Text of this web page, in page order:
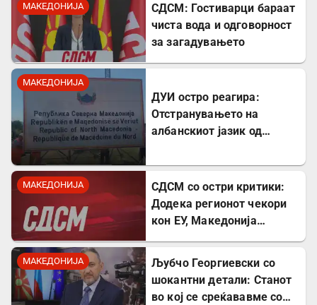
МАКЕДОНИЈА
СДСМ: Гостиварци бараат
чиста вода и одговорност
за загадувањето
МАКЕДОНИЈА
ДУИ остро реагира:
Отстранувањето на
албанскиот јазик од
тешка провокација
МАКЕДОНИЈА
СДСМ со остри критики:
Додека регионот чекори
кон ЕУ, Македонија
МАКЕДОНИЈА
Љубчо Георгиевски со
шокантни детали: Станот
во кој се среќававме со